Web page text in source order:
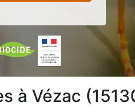
à Vézac